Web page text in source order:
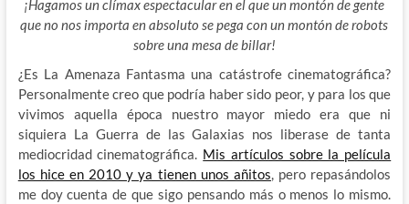
¡Hagamos un clímax espectacular en el que un montón de gente
que no nos importa en absoluto se pega con un montón de robots
sobre una mesa de billar!
¿Es La Amenaza Fantasma una catástrofe cinematográfica?
Personalmente creo que podría haber sido peor, y para los que
vivimos aquella época nuestro mayor miedo era que ni
siquiera La Guerra de las Galaxias nos liberase de tanta
mediocridad cinematográfica. Mis artículos sobre la película
los hice en 2010 y ya tienen unos añitos, pero repasándolos
me doy cuenta de que sigo pensando más o menos lo mismo.